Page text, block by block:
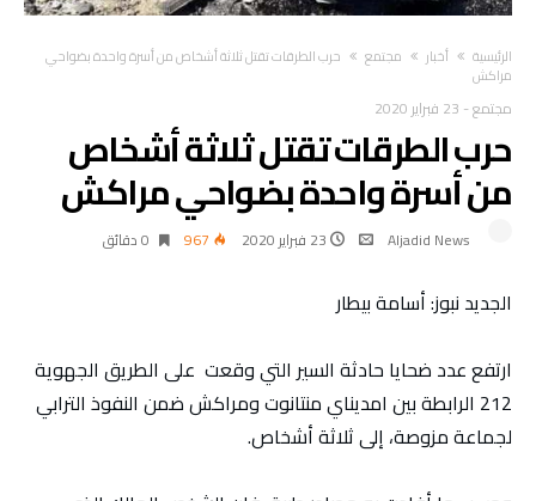
‫الرئيسية‬ أخبار مجتمع
حرب الطرقات تقتل ثلاثة أشخاص من أسرة واحدة بضواحي
مراكش
مجتمع- 23 فبراير 2020
حرب الطرقات تقتل ثلاثة أشخاص
من أسرة واحدة بضواحي مراكش
Aljadid News 23 فبراير 2020 967 0 ‫دقائق‬
الجديد نبوز: أسامة بيطار
ارتفع عدد ضحايا حادثة السير التي وقعت على الطريق الجهوية
212 الرابطة بين امديناي منتانوت ومراكش ضمن النفوذ الترابي
لجماعة مزوصة، إلى ثلاثة أشخاص.